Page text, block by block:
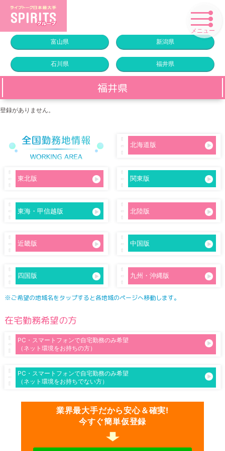
メニュー
富山県
新潟県
石川県 福井県
福井県
登録がありません。
北海道版
東北版 関東版
東海・甲信越版 北陸版
近畿版 中国版
四国版 九州・沖縄版
ご希望の地域名をタップすると各地域のページへ移動します。
在宅勤務希望の方
PC・スマートフォンで自宅勤務のみ希望
（ネット環境をお持ちの方）
PC・スマートフォンで自宅勤務のみ希望
（ネット環境をお持ちでない方）
業界最大手だから安心＆確実!
今すぐ簡単仮登録